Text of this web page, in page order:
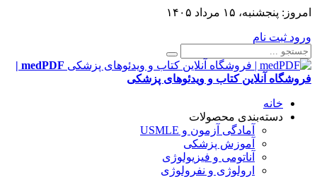
امروز: پنجشنبه، ۱۵ مرداد ۱۴۰۵
ورود ثبت نام
medPDF |
فروشگاه آنلاین کتاب و ویدئوهای پزشکی
خانه
دسته‌بندی محصولات
آمادگی آزمون و USMLE
آموزش پزشکی
آناتومی و فیزیولوژی
ارولوژی و نفرولوژی